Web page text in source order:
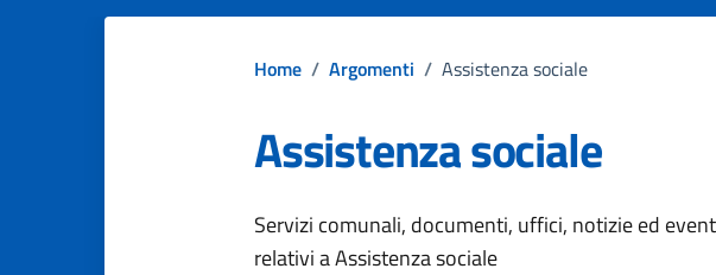
Home / Argomenti / Assistenza sociale
Assistenza sociale
Dettagli
Servizi comunali, documenti, uffici, notizie ed
relativi a Assistenza sociale